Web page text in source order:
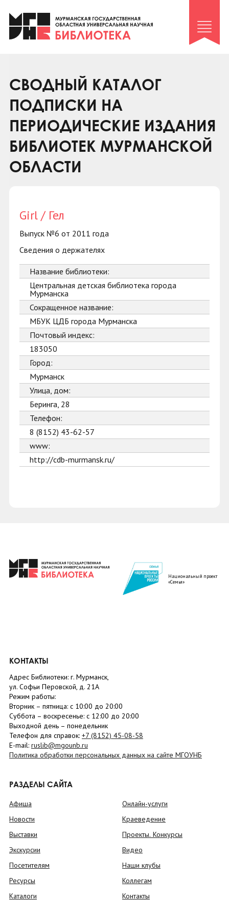
Клуб «Гиря и сельдерей»
Клуб «Семейный архив»
Коллегам
Контакты
СВОДНЫЙ КАТАЛОГ
ПОДПИСКИ НА
ПЕРИОДИЧЕСКИЕ ИЗДАНИЯ
БИБЛИОТЕК МУРМАНСКОЙ
ОБЛАСТИ
Girl / Гел
Выпуск №6 от 2011 года
Сведения о держателях
Название библиотеки:
Центральная детская библиотека города
Мурманска
Сокращенное название:
МБУК ЦДБ города Мурманска
Почтовый индекс:
183050
Город:
Мурманск
Улица, дом:
Беринга, 28
Телефон:
8 (8152) 43-62-57
www:
http://cdb-murmansk.ru/
Национальный проект
«Семья»
КОНТАКТЫ
Адрес Библиотеки: г. Мурманск,
ул. Софьи Перовской, д. 21А
Режим работы:
Вторник – пятница: с 10:00 до 20:00
Суббота – воскресенье: c 12:00 до 20:00
Выходной день – понедельник
Телефон для справок: +7 (8152) 45-08-58
E-mail: ruslib@mgounb.ru
Политика обработки персональных данных на сайте МГОУНБ
РАЗДЕЛЫ САЙТА
Афиша
Новости
Выставки
Экскурсии
Посетителям
Ресурсы
Каталоги
Онлайн-услуги
Краеведение
Проекты. Конкурсы
Видео
Наши клубы
Коллегам
Контакты